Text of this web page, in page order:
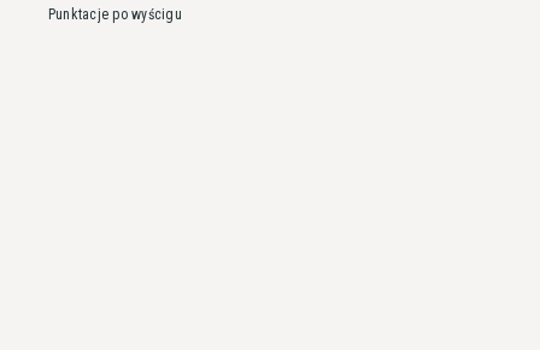
Punktacje po wyścigu